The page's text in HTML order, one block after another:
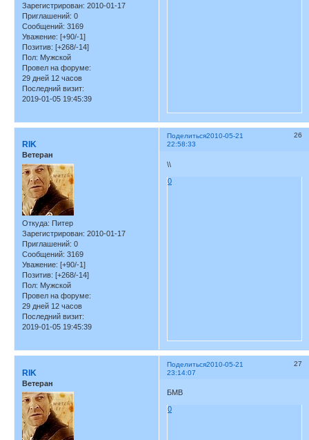
Зарегистрирован: 2010-01-17
Приглашений: 0
Сообщений: 3169
Уважение: [+90/-1]
Позитив: [+268/-14]
Пол: Мужской
Провел на форуме:
29 дней 12 часов
Последний визит:
2019-01-05 19:45:39
Поделиться 26
2010-05-21
22:58:33
RIK
Ветеран
Откуда: Питер
Зарегистрирован: 2010-01-17
Приглашений: 0
Сообщений: 3169
Уважение: [+90/-1]
Позитив: [+268/-14]
Пол: Мужской
Провел на форуме:
29 дней 12 часов
Последний визит:
2019-01-05 19:45:39
\\
0
Поделиться 27
2010-05-21
23:14:07
RIK
Ветеран
БМВ
0